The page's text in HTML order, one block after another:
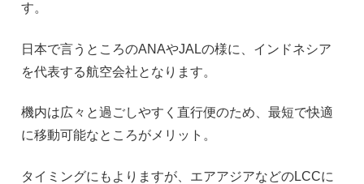
す。
日本で言うところのANAやJALの様に、インドネシア
を代表する航空会社となります。
機内は広々と過ごしやすく直行便のため、最短で快適
に移動可能なところがメリット。
タイミングにもよりますが、エアアジアなどのLCCに